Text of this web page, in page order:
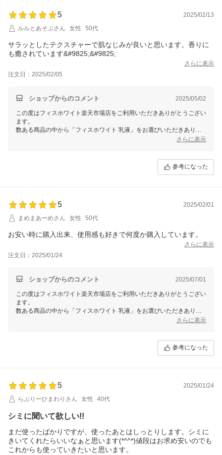
5
2025/02/13
ルルとあそぶさん
女性 50代
サラッとしたテクスチャーで肌なじみが良いと思います。香りに
も癒されています&#9825;&#9825;
さらに表示
注文日：2025/02/05
ショップからのコメント 2025/05/02
この度はフィスホワイト楽天市場店をご利用いただきありがとうござい
ます。
数ある商品の中から「フィスホワイト 乳液」をお選びいただきありが
皆様にご愛顧いただけるよりよいショップ作りに尽力してまいります。
またご利用頂けることスタッフ一同心よりお待ちしております。
さらに表示
参考になった
5
2025/02/01
まめまあーめさん
女性 50代
お安い時に購入出来、使用感も好きで何度か購入しています。
さらに表示
注文日：2025/01/24
ショップからのコメント 2025/07/01
この度はフィスホワイト楽天市場店をご利用いただきありがとうござい
ます。
数ある商品の中から「フィスホワイト 乳液」をお選びいただきありが
さらに表示
参考になった
5
2025/01/24
らぶりーひまわりさん
女性 40代
シミに聞いて欲しい!!
まだ使ったばかりですが、使ったあとはしっとりします。シミに
きいてくれたらいいなぁと思います(*^^*)値段はお求め安いのでも
これからも使っていきたいと思います。